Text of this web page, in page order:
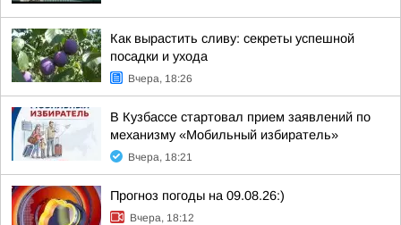
Как вырастить сливу: секреты успешной
посадки и ухода
Вчера, 18:26
В Кузбассе стартовал прием заявлений по
механизму «Мобильный избиратель»
Вчера, 18:21
Прогноз погоды на 09.08.26:)
Вчера, 18:12